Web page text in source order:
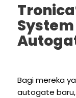
Bagi mereka
autogate